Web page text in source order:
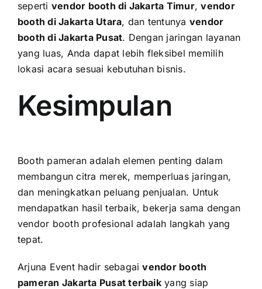
seperti vendor booth di Jakarta Timur,vendor
booth di Jakarta Utara, dan tentunya vendor
booth di Jakarta Pusat. Dengan jaringan layanan
yang luas, Anda dapat lebih fleksibel memilih
lokasi acara sesuai kebutuhan bisnis.
Kesimpulan
Booth pameran adalah elemen penting dalam
membangun citra merek, memperluas jaringan,
dan meningkatkan peluang penjualan. Untuk
mendapatkan hasil terbaik, bekerja sama dengan
vendor booth profesional adalah langkah yang
tepat.
Arjuna Event hadir sebagaivendor booth
pameran Jakarta Pusat terbaikyang siap